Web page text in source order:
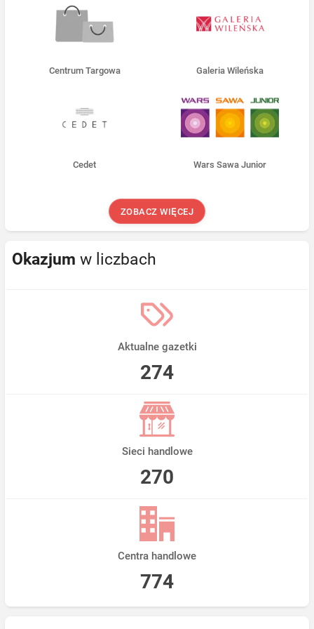
Centrum Targowa Galeria Wileńska
Cedet Wars Sawa Junior
ZOBACZ WIĘCEJ
Okazjum w liczbach
Aktualne gazetki
274
Sieci handlowe
270
Centra handlowe
774